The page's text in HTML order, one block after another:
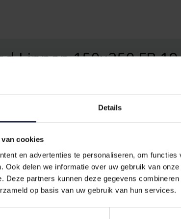
Details
van cookies
en advertenties te personaliseren, om
Ook delen we informatie over uw gebruik van
Deze partners kunnen deze gegevens
op basis van uw gebruik van hun services.
Linnen 150x250 FB.19
toevoeging aan uw eetkamer. Dit tafellaken,
sfeer, perfect voor zowel alledaagse
een duurzaam en ademend materiaal dat bekend
Of u nu een intiem diner organiseert of een